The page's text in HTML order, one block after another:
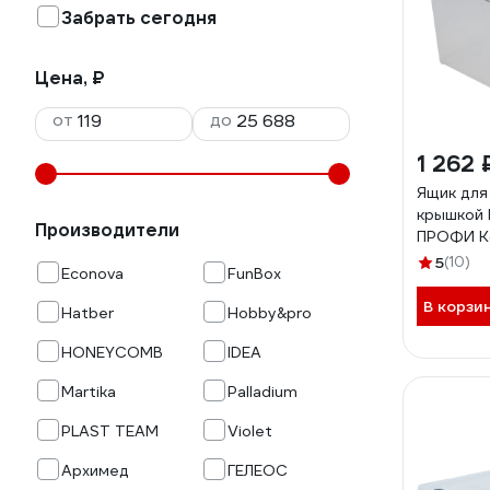
Забрать сегодня
Цена, ₽
от
до
Производители
Econova
FunBox
Hatber
Hobby&pro
HONEYCOMB
IDEA
Martika
Palladium
PLAST TEAM
Violet
Архимед
ГЕЛЕОС
1 262
Ящик для
ПРОФИ
5(10)
В